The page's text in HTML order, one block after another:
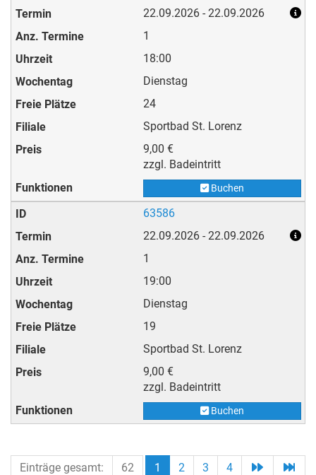
22.09.2026 - 22.09.2026
1
18:00
Dienstag
24
Sportbad St. Lorenz
9,00 €
zzgl. Badeintritt
Buchen
63586
22.09.2026 - 22.09.2026
1
19:00
Dienstag
19
Sportbad St. Lorenz
9,00 €
zzgl. Badeintritt
Buchen
1 2 3 4
Einträge gesamt: 62